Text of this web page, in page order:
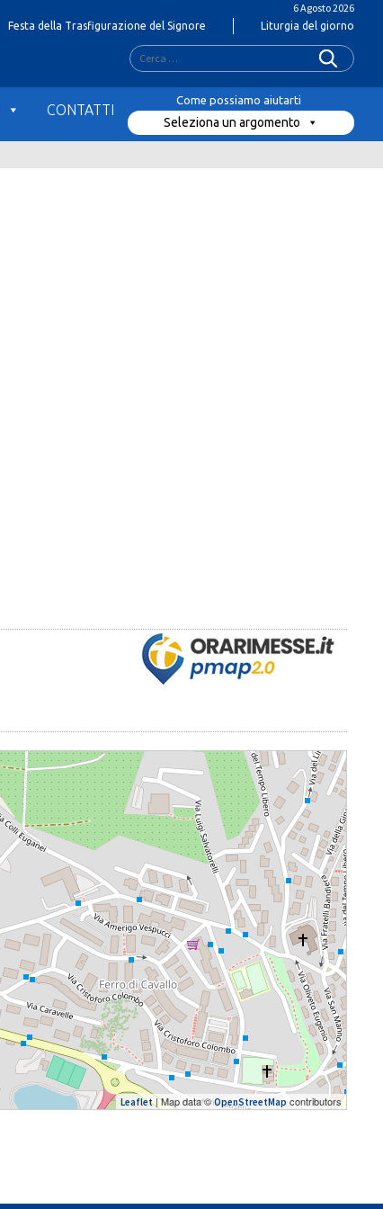
6 Agosto 2026
Festa della Trasfigurazione del Signore Liturgia del giorno
Ricerca
per:
CONTATTI
Seleziona un argomento
Leaflet| Map data ©OpenStreetMap contributors